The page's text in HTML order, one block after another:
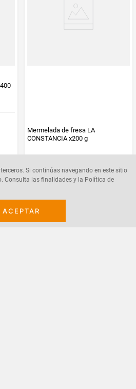
Si continúas navegando en este sitio
Consulta las finalidades y la Política de
ACEPTAR
Mermelada de fresa LA
CONSTANCIA x200 g
$5900